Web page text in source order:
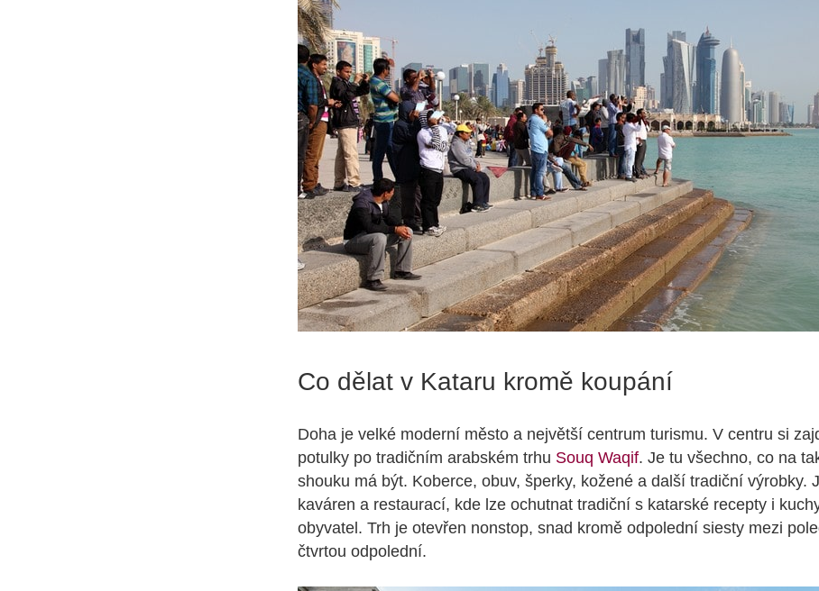
Co dělat v Kataru kromě koupání
Doha je velké moderní město a největší centrum turismu. V centru si
potulky po tradičním arabském trhu Souq Waqif. Je tu všechno, co na
shouku má být. Koberce, obuv, šperky, kožené a další tradiční výrobky.
kaváren a restaurací, kde lze ochutnat tradiční s katarské recepty i
obyvatel. Trh je otevřen nonstop, snad kromě odpolední siesty mezi
čtvrtou odpolední.